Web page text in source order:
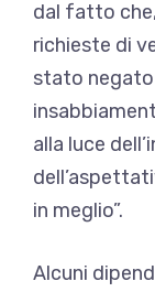
dal fatto
richieste di
stato negato
alla luce
in meglio”.
Alcuni